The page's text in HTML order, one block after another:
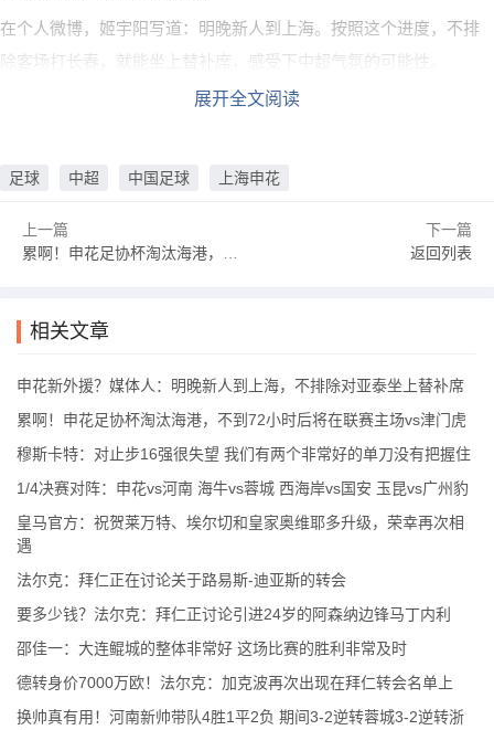
在个人微博，姬宇阳写道：明晚新人到上海。按照这个进度，不排
除客场打长春，就能坐上替补席，感受下中超气氛的可能性。
展开全文阅读
足球 中超 中国足球 上海申花
上一篇
累啊！申花足协杯淘汰海港，不到72小时后将在联赛主场vs津门虎
下一篇
返回列表
相关文章
申花新外援？媒体人：明晚新人到上海，不排除对亚泰坐上替补席
累啊！申花足协杯淘汰海港，不到72小时后将在联赛主场vs津门虎
穆斯卡特：对止步16强很失望 我们有两个非常好的单刀没有把握住
1/4决赛对阵：申花vs河南 海牛vs蓉城 西海岸vs国安 玉昆vs广州豹
皇马官方：祝贺莱万特、埃尔切和皇家奥维耶多升级，荣幸再次相
遇
法尔克：拜仁正在讨论关于路易斯-迪亚斯的转会
要多少钱？法尔克：拜仁正讨论引进24岁的阿森纳边锋马丁内利
邵佳一：大连鲲城的整体非常好 这场比赛的胜利非常及时
德转身价7000万欧！法尔克：加克波再次出现在拜仁转会名单上
换帅真有用！河南新帅带队4胜1平2负 期间3-2逆转蓉城3-2逆转浙